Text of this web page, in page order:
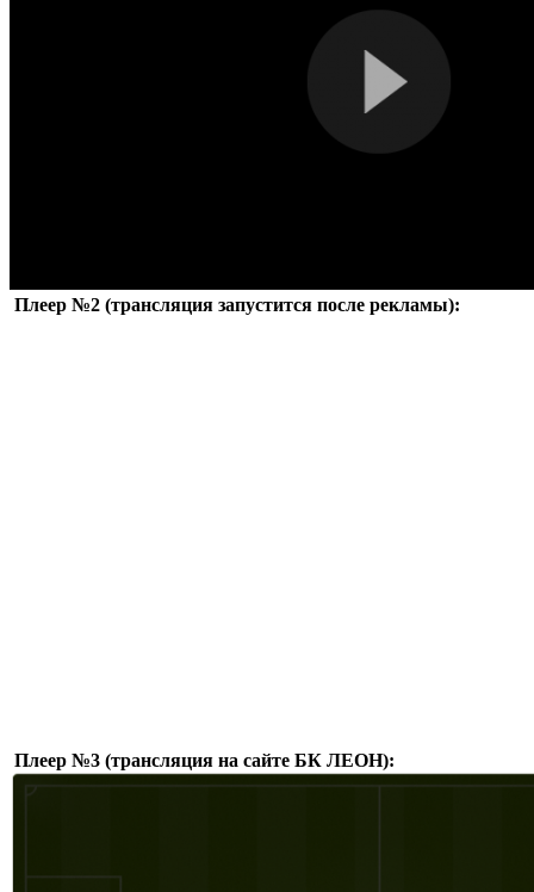
Плеер №2 (трансляция запустится после рекламы):
Плеер №3 (трансляция на сайте БК ЛЕОН):